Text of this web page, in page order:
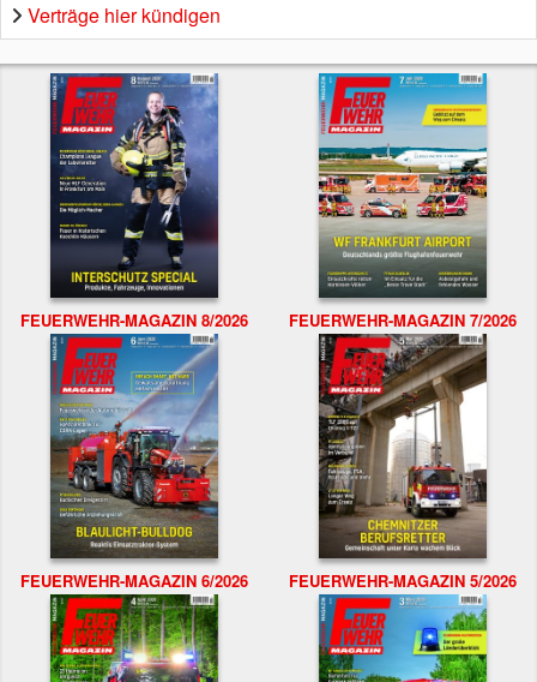
Verträge hier kündigen
FEUERWEHR-MAGAZIN 8/2026 FEUERWEHR-MAGAZIN 7/2026
FEUERWEHR-MAGAZIN 6/2026 FEUERWEHR-MAGAZIN 5/2026